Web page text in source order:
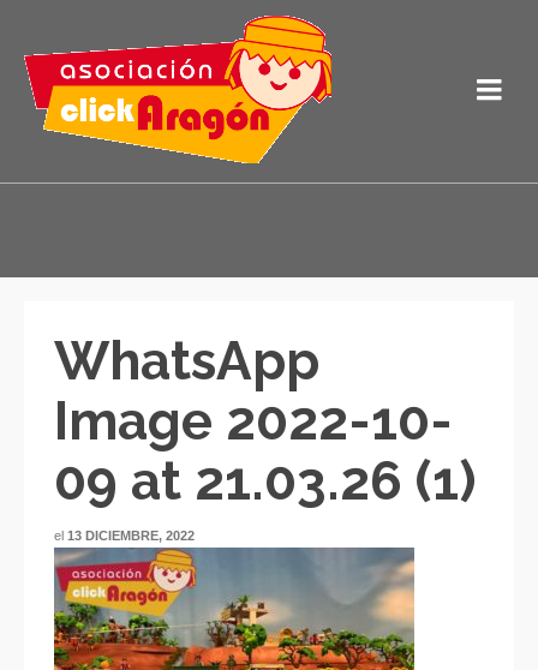
WhatsApp
Image 2022-10-
09 at 21.03.26 (1)
el 13 DICIEMBRE, 2022